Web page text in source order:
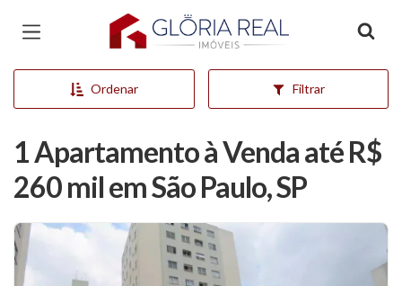
Página inicial
Ordenar Filtrar
1 Apartamento à Venda até R$
260 mil em São Paulo, SP